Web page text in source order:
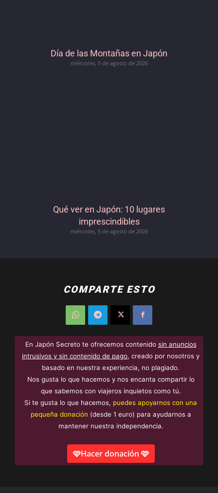
Día de las Montañas en Japón
miércoles, 5 de agosto de 2026
Qué ver en Japón: 10 lugares
imprescindibles
miércoles, 5 de agosto de 2026
COMPARTE ESTO
En Japón Secreto te ofrecemos contenido sin anuncios
intrusivos y sin contenido de pago, creado por nosotros y
basado en nuestra experiencia, no plagiado.
Nos gusta lo que hacemos y nos encanta compartir lo
que sabemos con viajeros inquietos como tú.
Si te gusta lo que hacemos, puedes apoyarnos con una
pequeña donación (desde 1 euro) para ayudarnos a
mantener nuestra independencia.
🩷Hacer donación 🩷